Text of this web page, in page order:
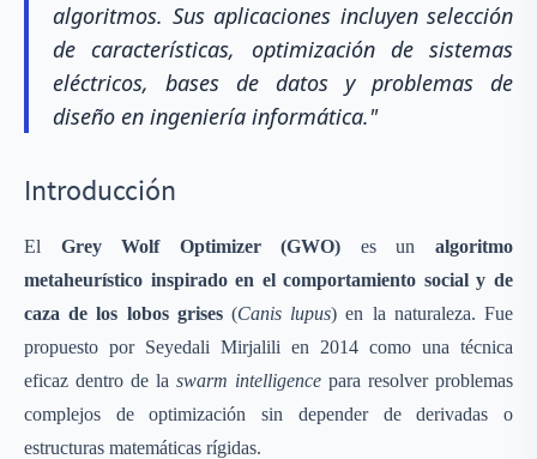
algoritmos. Sus aplicaciones incluyen selección
de características, optimización de sistemas
eléctricos, bases de datos y problemas de
diseño en ingeniería informática."
Introducción
El Grey Wolf Optimizer (GWO) es unalgoritmo
metaheurístico inspirado en el comportamiento social y de
caza de los lobos grises(Canis lupus) en la naturaleza. Fue
propuesto por Seyedali Mirjalili en 2014 como una técnica
eficaz dentro de la swarm intelligence para resolver problemas
complejos de optimización sin depender de derivadas o
estructuras matemáticas rígidas.